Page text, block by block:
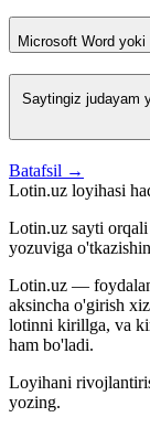
Microsoft Word
Saytingiz judayam
Batafsil →
Lotin.uz loyihasi
Lotin.uz sayti
yozuviga
Lotin.uz —
aksincha o'girish
lotinni kirillga, va
ham bo'ladi.
Loyihani
yozing.